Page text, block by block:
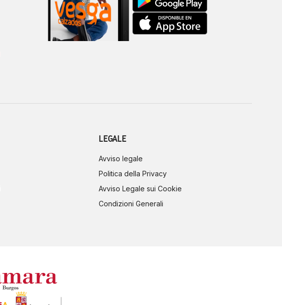
LEGALE
Avviso legale
Politica della Privacy
Avviso Legale sui Cookie
Condizioni Generali